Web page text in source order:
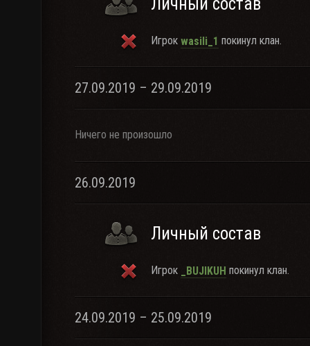
Игрок wasili_1 покинул клан.
27.09.2019 – 29.09.2019
Ничего не произошло
26.09.2019
Личный состав
Игрок _BUJIKUH покинул клан.
24.09.2019 – 25.09.2019